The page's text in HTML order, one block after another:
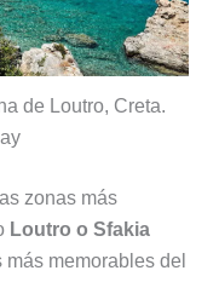
de Loutro, Creta.
zonas más
Loutro o Sfakia
memorables del